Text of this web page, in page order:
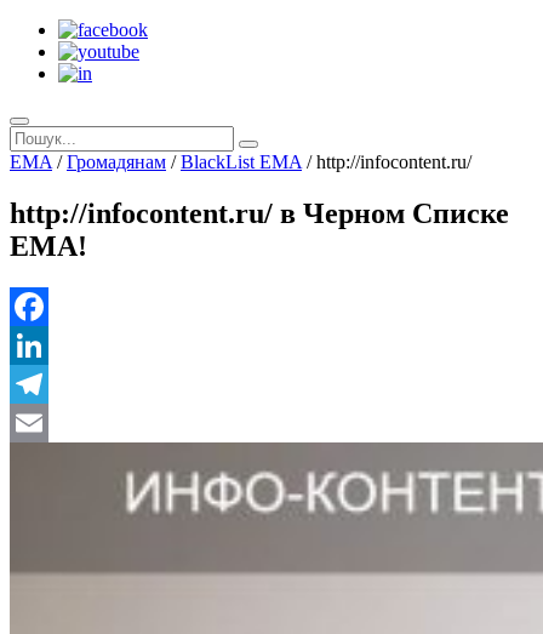
EMA /Громадянам /BlackList EMA /http://infocontent.ru/
http://infocontent.ru/ в Черном Списке
ЕМА!
Facebook
LinkedIn
Telegram